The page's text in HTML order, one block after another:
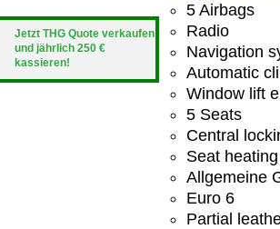
Jetzt THG Quote verkaufen
und jährlich 250 €
kassieren!
5 Airbags
Radio
Navigation
Automatic
Window lift
5 Seats
Central
Seat heating
Allgemeine
Euro 6
Partial